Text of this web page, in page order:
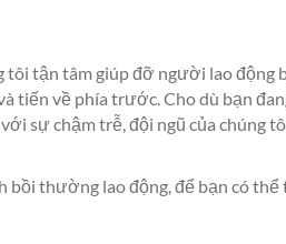
tôi tận tâm giúp đỡ người lao
tiến về phía trước. Cho dù bạn
sự chậm trễ, đội ngũ của chúng
bồi thường lao động, để bạn có